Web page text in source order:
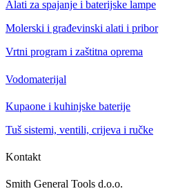
Alati za spajanje i baterijske lampe
Molerski i građevinski alati i pribor
Vrtni program i zaštitna oprema
Vodomaterijal
Kupaone i kuhinjske baterije
Tuš sistemi, ventili, crijeva i ručke
Kontakt
Smith General Tools d.o.o.